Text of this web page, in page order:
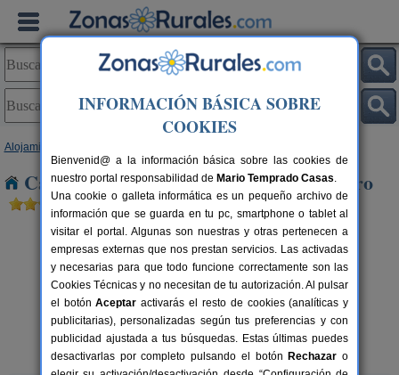
Alojamientos
Casas Rurales cerca de Castillo de Duero
13+2 pers.
desde20 €
Casa Rural Beautiful Alamedas
Castronuño (Valladolid)
INFORMACIÓN BÁSICA SOBRE
COOKIES
Bienvenid@ a la información básica sobre las cookies de
nuestro portal responsabilidad de Mario Temprado Casas.
Una cookie o galleta informática es un pequeño archivo de
información que se guarda en tu pc, smartphone o tablet al
visitar el portal. Algunas son nuestras y otras pertenecen a
empresas externas que nos prestan servicios. Las activadas
y necesarias para que todo funcione correctamente son las
Cookies Técnicas y no necesitan de tu autorización. Al pulsar
el botónAceptar activarás el resto de cookies (analíticas y
publicitarias), personalizadas según tus preferencias y con
publicidad ajustada a tus búsquedas. Estas últimas puedes
desactivarlas por completo pulsando el botón Rechazar o